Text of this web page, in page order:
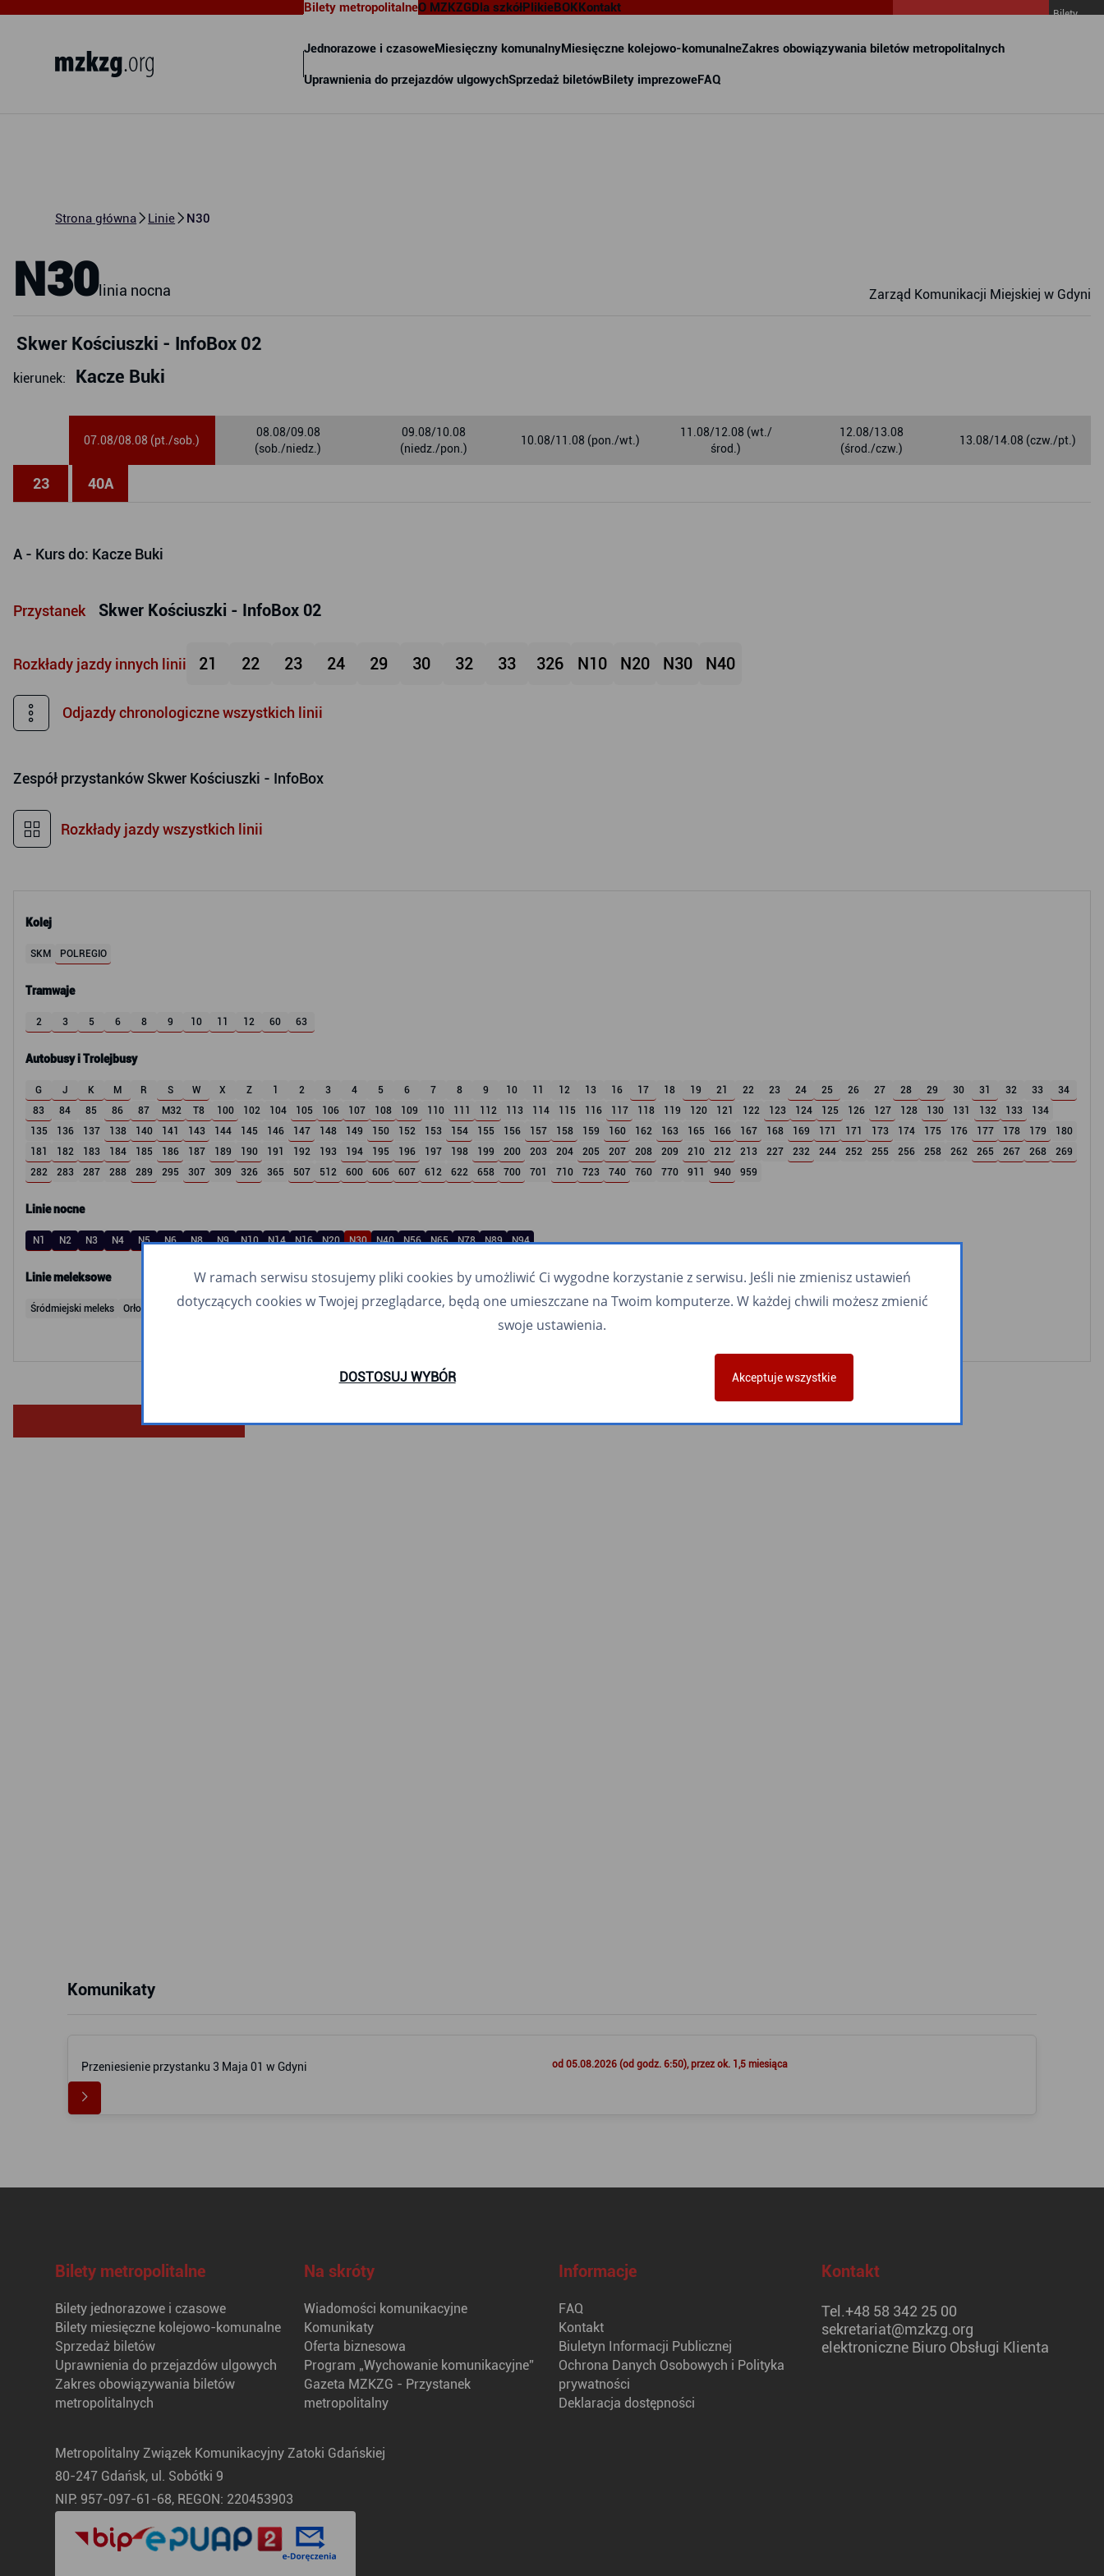
Bilety metropolitalne
Jednorazowe i czasoweMiesięczny komunalnyMiesięczne kolejowo-komunalneZakres obowiązywania biletów metropolitalnych
Uprawnienia do przejazdów ulgowychSprzedaż biletówBilety imprezoweFAQ
O MZKZGDla szkółPlikieBOKKontakt
Bilety
Strona główna Linie N30
Kolej
SKM POLREGIO
Tramwaje
2 3 5 6 8 9 10 11 12 60 63
Autobusy i Trolejbusy
G J K M R S W X Z 1 2 3 4 5 6 7 8 9 10 11 12 13 16 17 18 19 21 22 23 24 25 26 27 28 29 30 31 32 33
34
83
84 85 86 87 M32 T8 100 102 104 105 106 107 108 109 110 111 112 113 114 115 116 117 118 119 120 121 122 123 124 125 126 127 128 130 131 132 133
134
135
136 137 138 140 141 143 144 145 146 147 148 149 150 152 153 154 155 156 157 158 159 160 162 163 165 166 167 168 169 171 171 173 174 175 176 177 178 179
180
181
182 183 184 185 186 187 189 190 191 192 193 194 195 196 197 198 199 200 203 204 205 207 208 209 210 212 213 227 232 244 252 255 256 258 262 265 267 268
269
282
283 287 288 289 295 307 309 326 365 507 512 600 606 607 612 622 658 700 701 710 723 740 760 770 911 940 959
Linie nocne
N1 N2 N3 N4 N5 N6 N8 N9 N10 N14 N16 N20 N30 N40 N56 N65 N78 N89 N94
Linie meleksowe
Śródmiejski meleks Orłowski meleks
N30linia nocna Zarząd Komunikacji Miejskiej w Gdyni
Skwer Kościuszki - InfoBox 02
kierunek: Kacze Buki
07.08/08.08 (pt./sob.)
08.08/09.08
(sob./niedz.)
09.08/10.08
(niedz./pon.)
10.08/11.08 (pon./wt.)
11.08/12.08 (wt./
środ.)
12.08/13.08
(środ./czw.)
13.08/14.08 (czw./pt.)
23 40A
A - Kurs do: Kacze Buki
Przystanek Skwer Kościuszki - InfoBox 02
Rozkłady jazdy innych linii 21 22 23 24 29 30 32 33 326 N10 N20 N30 N40
Odjazdy chronologiczne wszystkich linii
Zespół przystanków Skwer Kościuszki - InfoBox
Rozkłady jazdy wszystkich linii
Komunikaty
Przeniesienie przystanku 3 Maja 01 w Gdyni od 05.08.2026 (od godz. 6:50), przez ok. 1,5 miesiąca
Bilety metropolitalne
Bilety jednorazowe i czasowe
Bilety miesięczne kolejowo-komunalne
Sprzedaż biletów
Uprawnienia do przejazdów ulgowych
Zakres obowiązywania biletów
metropolitalnych
Na skróty
Wiadomości komunikacyjne
Komunikaty
Oferta biznesowa
Program „Wychowanie komunikacyjne”
Gazeta MZKZG - Przystanek
metropolitalny
Informacje
FAQ
Kontakt
Biuletyn Informacji Publicznej
Ochrona Danych Osobowych i Polityka
prywatności
Deklaracja dostępności
Kontakt
Tel.+48 58 342 25 00
sekretariat@mzkzg.org
elektroniczne Biuro Obsługi Klienta
Metropolitalny Związek Komunikacyjny Zatoki Gdańskiej
80-247 Gdańsk, ul. Sobótki 9
NIP: 957-097-61-68, REGON: 220453903
W ramach serwisu stosujemy pliki cookies by umożliwić Ci wygodne korzystanie z serwisu. Jeśli nie zmienisz ustawień
dotyczących cookies w Twojej przeglądarce, będą one umieszczane na Twoim komputerze. W każdej chwili możesz zmienić
swoje ustawienia.
DOSTOSUJ WYBÓR Akceptuje wszystkie